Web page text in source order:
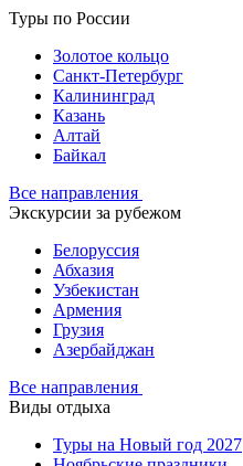
Туры по России
Золотое кольцо
Санкт-Петербург
Калининград
Казань
Алтай
Байкал
Все направления
Экскурсии за рубежом
Белоруссия
Абхазия
Узбекистан
Армения
Грузия
Азербайджан
Все направления
Виды отдыха
Туры на Новый год 2027